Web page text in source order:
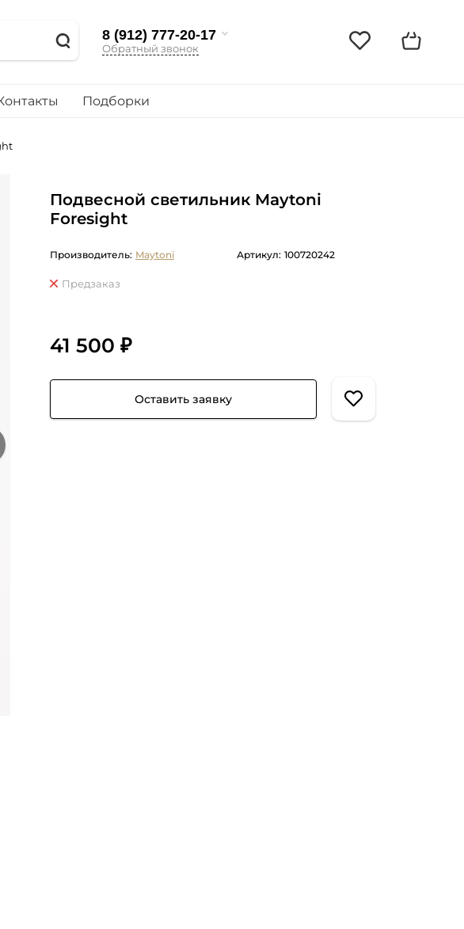
8 (912) 777-20-17
Обратный звонок
Подборки
Подвесной светильник Maytoni
Foresight
Производитель: Maytoni Артикул: 100720242
Предзаказ
41 500 ₽
Оставить заявку